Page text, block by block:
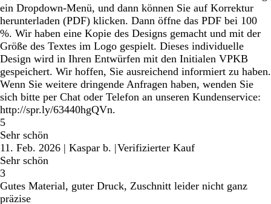
ein Dropdown-Menü, und dann können Sie auf Korrektur
herunterladen (PDF) klicken. Dann öffne das PDF bei 100
%. Wir haben eine Kopie des Designs gemacht und mit der
Größe des Textes im Logo gespielt. Dieses individuelle
Design wird in Ihren Entwürfen mit den Initialen VPKB
gespeichert. Wir hoffen, Sie ausreichend informiert zu haben.
Wenn Sie weitere dringende Anfragen haben, wenden Sie
sich bitte per Chat oder Telefon an unseren Kundenservice:
http://spr.ly/63440hgQVn.
5
Sehr schön
11. Feb. 2026 | Kaspar b. |Verifizierter Kauf
Sehr schön
3
Gutes Material, guter Druck, Zuschnitt leider nicht ganz
präzise